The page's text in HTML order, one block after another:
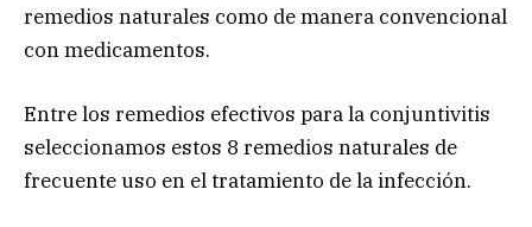
remedios naturales como de manera convencional
con medicamentos.
Entre los remedios efectivos para la conjuntivitis
seleccionamos estos 8 remedios naturales de
frecuente uso en el tratamiento de la infección.